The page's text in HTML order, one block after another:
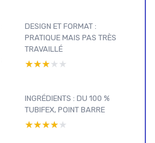
DESIGN ET FORMAT :
PRATIQUE MAIS PAS TRÈS
TRAVAILLÉ
★★★★★
★★★★★
INGRÉDIENTS : DU 100 %
TUBIFEX, POINT BARRE
★★★★★
★★★★★